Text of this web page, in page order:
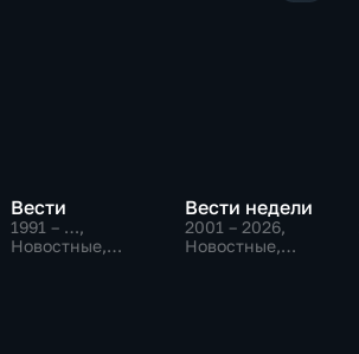
Вести
1991 – …,
Новостные,
Вести недели
2001 – 2026,
Новостные,